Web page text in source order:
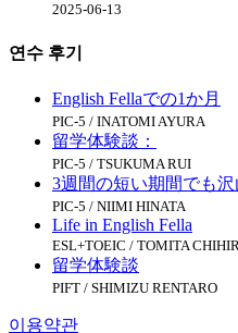
2025-06-13
연수 후기
English Fellaでの1か月
PIC-5 / INATOMI AYURA
留学体験談：
PIC-5 / TSUKUMA RUI
3週間の短い期間でも
PIC-5 / NIIMI HINATA
Life in English Fella
ESL+TOEIC / TOMITA
留学体験談
PIFT / SHIMIZU RENTARO
이용약관